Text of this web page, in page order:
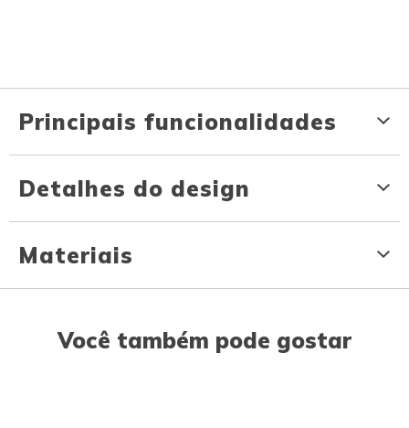
Principais funcionalidades
Detalhes do design
Materiais
Você também pode gostar